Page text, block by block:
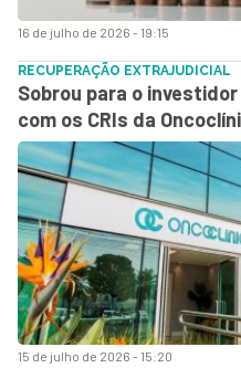
16 de julho de 2026 - 19:15
15 de julho de 2026 - 15:20
RECUPERAÇÃO EXTRAJUDICIAL
Sobrou para o
com os CRIs da